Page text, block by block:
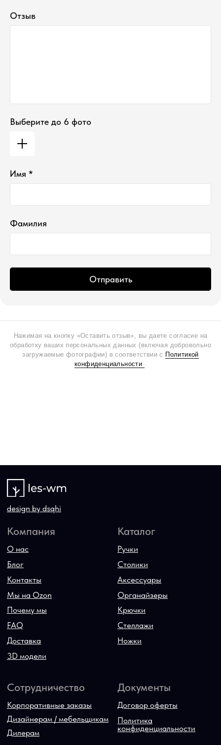
Отзыв
Выберите до 6 фото
Имя *
Фамилия
Отправить
Нажимая на кнопку «Оставить отзыв», вы даете согласие на
обработку ваших персональных данных (включая добровольно
загружаемые фотографии) в соответствии с Политикой
конфиденциальности .